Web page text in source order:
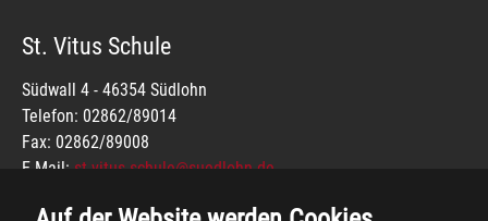
St. Vitus Schule
Südwall 4 - 46354 Südlohn
Telefon: 02862/89014
Fax: 02862/89008
E-Mail: st-vitus-schule@suedlohn.de
IMPRESSUM